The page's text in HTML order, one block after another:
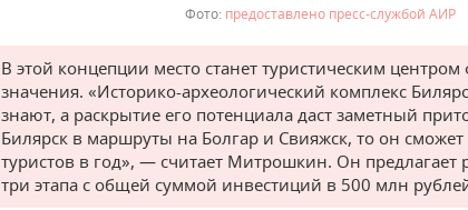
предоставлено пресс-службой АИР
В этой концепции место станет туристическим
значения. «Историко-археологический комплекс
знают, а раскрытие его потенциала даст заметный
Билярск в маршруты на Болгар и Свияжск, то он
туристов в год», — считает Митрошкин. Он предлагает
три этапа с общей суммой инвестиций в 500 млн